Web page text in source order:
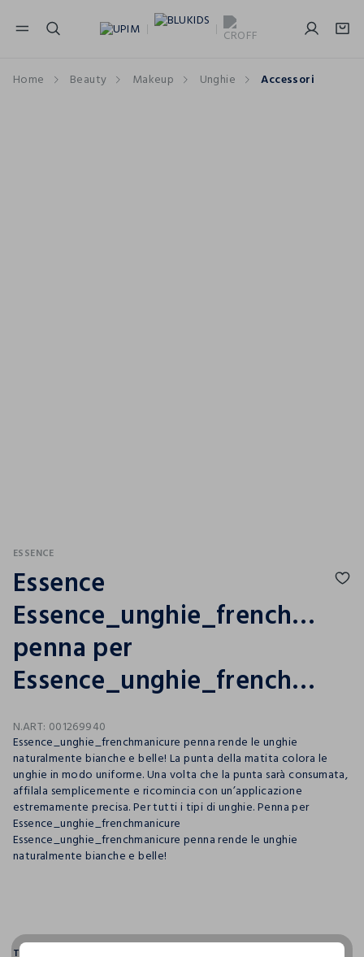
NAVIGATION.ARIA.GOTOMAINCONTENT
Home Beauty Makeup Unghie Accessori
ESSENCE
Essence
penna per
Essence_unghie_frenchmanicure
N.ART: 001269940
Essence_unghie_frenchmanicure penna rende le unghie
naturalmente bianche e belle! La punta della matita colora le
unghie in modo uniforme. Una volta che la punta sarà consumata,
affilala semplicemente e ricomincia con un’applicazione
estremamente precisa. Per tutti i tipi di unghie. Penna per
Essence_unghie_frenchmanicure
Essence_unghie_frenchmanicure penna rende le unghie
naturalmente bianche e belle!